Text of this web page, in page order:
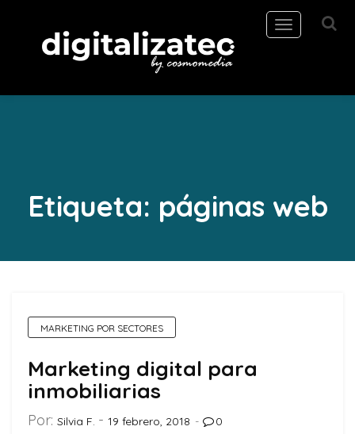
Toggle
navigation
Etiqueta: páginas web
MARKETING POR SECTORES
Marketing digital para
inmobiliarias
Por: Silvia F. 19 febrero, 2018 0